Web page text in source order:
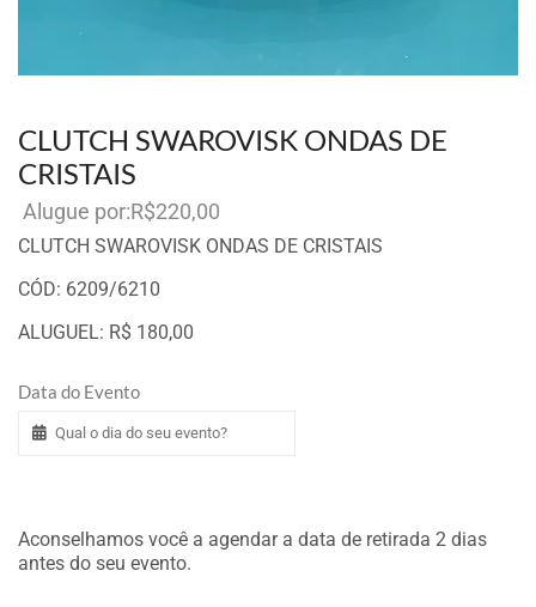
CLUTCH SWAROVISK ONDAS DE
CRISTAIS
R$220,00
CLUTCH SWAROVISK ONDAS DE CRISTAIS
CÓD: 6209/6210
ALUGUEL: R$ 180,00
Data do Evento
Aconselhamos você a agendar a data de retirada 2 dias
antes do seu evento.